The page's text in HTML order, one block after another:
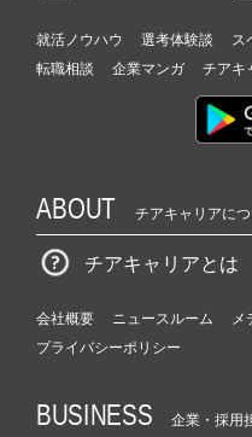
就活ノウハウ 選考体験談 ス
転職相談
企業マンガ チアキ
ABOUT チアキャリアに
チアキャリアとは
会社概要 ニュースルーム
メ
プライバシーポリシー
BUSINESS 企業・採用